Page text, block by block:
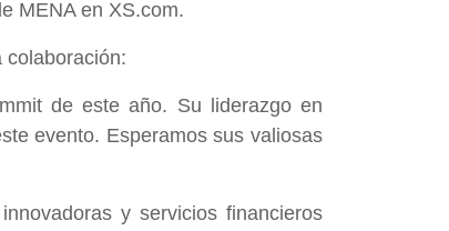
MENA en XS.com.
colaboración:
de este año. Su liderazgo en
evento. Esperamos sus valiosas
y servicios financieros